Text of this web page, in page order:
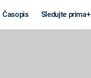
Časopis Sledujte prima+